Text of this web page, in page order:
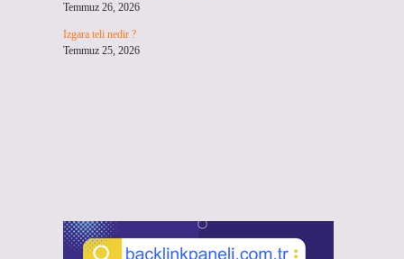
Temmuz 26, 2026
Izgara teli nedir ?
Temmuz 25, 2026